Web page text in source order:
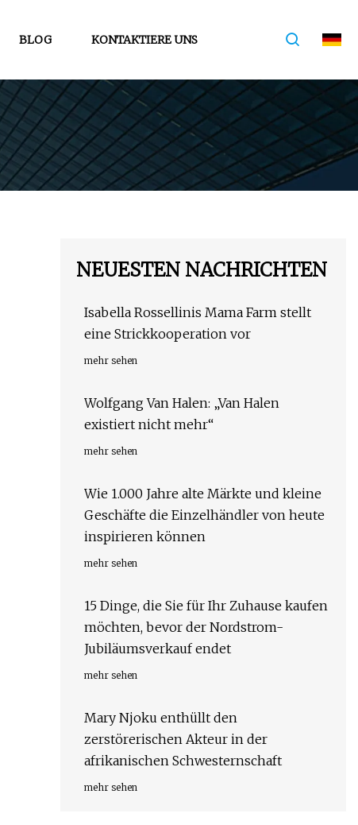
BLOG KONTAKTIERE UNS
NEUESTEN NACHRICHTEN
Isabella Rossellinis Mama Farm stellt
eine Strickkooperation vor
mehr sehen
Wolfgang Van Halen: „Van Halen
existiert nicht mehr“
mehr sehen
Wie 1.000 Jahre alte Märkte und kleine
Geschäfte die Einzelhändler von heute
inspirieren können
mehr sehen
15 Dinge, die Sie für Ihr Zuhause kaufen
möchten, bevor der Nordstrom-
Jubiläumsverkauf endet
mehr sehen
Mary Njoku enthüllt den
zerstörerischen Akteur in der
afrikanischen Schwesternschaft
mehr sehen